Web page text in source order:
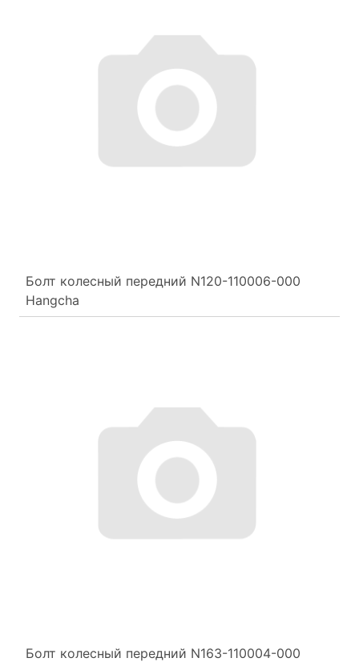
Болт колесный передний N120-110006-000
Hangcha
Болт колесный передний N163-110004-000